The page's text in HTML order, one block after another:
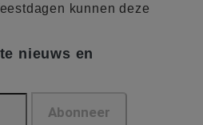
kunnen deze
nieuws en